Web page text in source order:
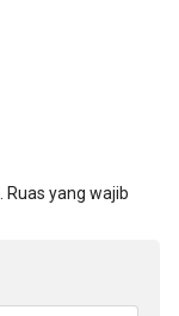
Ruas yang wajib